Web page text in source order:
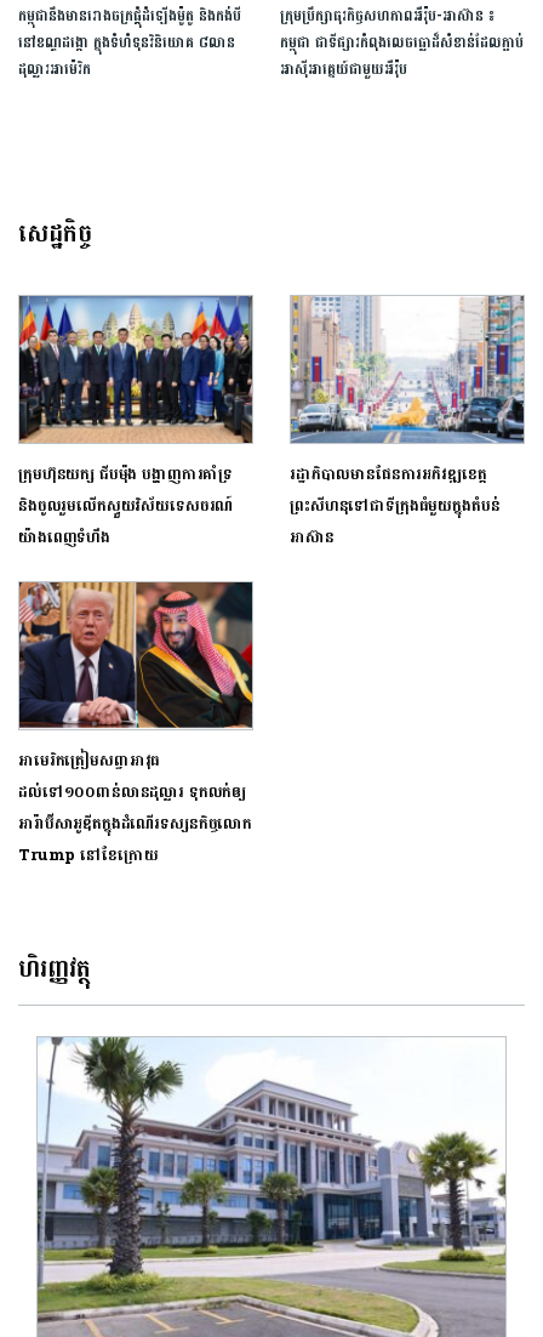
កម្ពុជា​នឹង​មានរោងចក្រ​ផ្គុំ​ដំឡើង​ម៉ូតូ និង​កង់បី​ ​
នៅខណ្ឌដង្កោ​ ក្នុងទំហំទុន​វិនិយោគ ៨លាន
ដុល្លារ​អាម៉េរិក
ក្រុមប្រឹក្សាធុរកិច្ចសហភាពអឺរ៉ុប-អាស៊ាន ៖
កម្ពុជា ជាទីផ្សារកំពុងលេចធ្លោដ៏សំខាន់ដែលភ្ជាប់
អាស៊ីអាគ្នេយ៍ជាមួយអឺរ៉ុប
សេដ្ឋកិច្ច
ក្រុមហ៊ុនយក្ស ជីបម៉ុង បង្ហាញការគាំទ្រ
និងចូលរួមលើកស្ទួយវិស័យទេសចរណ៍
យ៉ាងពេញទំហឹង
រដ្ឋាភិបាល​មានផែនការអភិវឌ្ឍ​ខេត្ត
ព្រះសីហនុ​ទៅជា​ទីក្រុងធំមួ​យក្នុងតំបន់​
អាស៊ាន
អាមេរិកត្រៀមសព្វាអាវុធ
ដល់ទៅ១០០ពាន់លានដុល្លារ ទុកលក់ឲ្យ
អារ៉ាប៊ីសាអូឌីតក្នុងដំណើរទស្សនកិច្ចលោក
Trump នៅខែក្រោយ
ហិរញ្ញវត្ថុ